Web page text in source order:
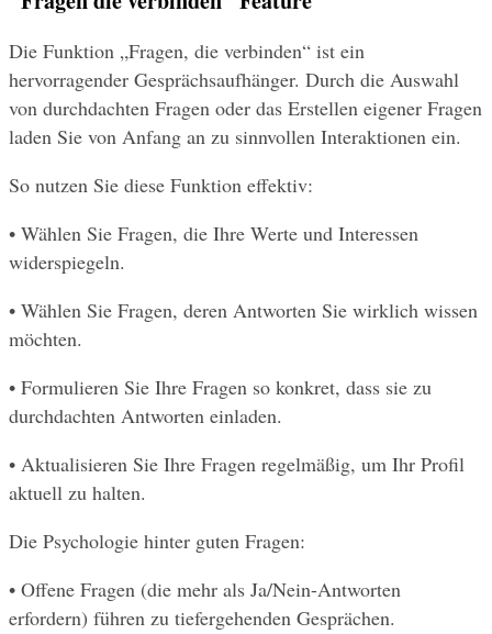
Die Funktion „Fragen, die verbinden“ ist ein
hervorragender Gesprächsaufhänger. Durch die Auswahl
von durchdachten Fragen oder das Erstellen eigener Fragen
laden Sie von Anfang an zu sinnvollen Interaktionen ein.
So nutzen Sie diese Funktion effektiv:
• Wählen Sie Fragen, die Ihre Werte und Interessen
widerspiegeln.
• Wählen Sie Fragen, deren Antworten Sie wirklich wissen
möchten.
• Formulieren Sie Ihre Fragen so konkret, dass sie zu
durchdachten Antworten einladen.
• Aktualisieren Sie Ihre Fragen regelmäßig, um Ihr Profil
aktuell zu halten.
Die Psychologie hinter guten Fragen:
• Offene Fragen (die mehr als Ja/Nein-Antworten
erfordern) führen zu tiefergehenden Gesprächen.